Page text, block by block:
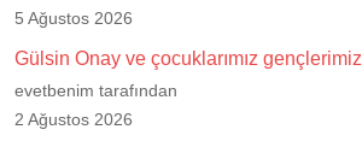
5 Ağustos 2026
Gülsin Onay ve çocuklarımız gençlerimiz
evetbenim tarafından
2 Ağustos 2026